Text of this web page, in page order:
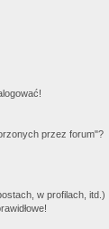
przez forum"?
w profilach, itd.)